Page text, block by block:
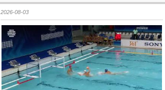
2026-08-03